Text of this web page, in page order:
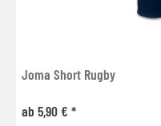
Joma Short Rugby
ab 5,90 € *